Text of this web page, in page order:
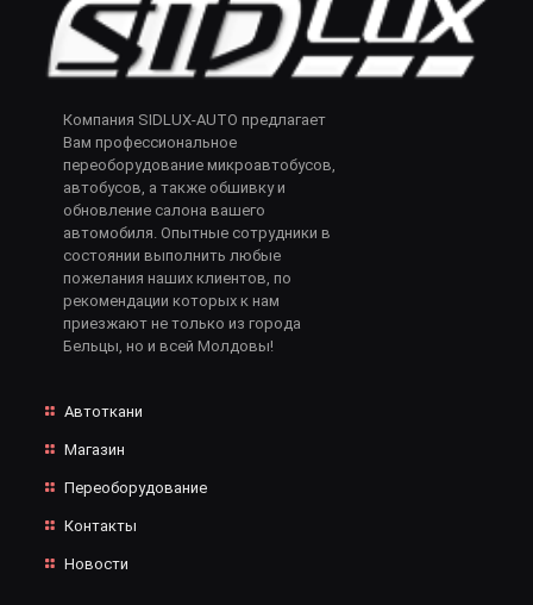
Компания SIDLUX-AUTO предлагает
Вам профессиональное
переоборудование микроавтобусов,
автобусов, а также обшивку и
обновление салона вашего
автомобиля. Опытные сотрудники в
состоянии выполнить любые
пожелания наших клиентов, по
рекомендации которых к нам
приезжают не только из города
Бельцы, но и всей Молдовы!
Автоткани
Магазин
Переоборудование
Контакты
Новости